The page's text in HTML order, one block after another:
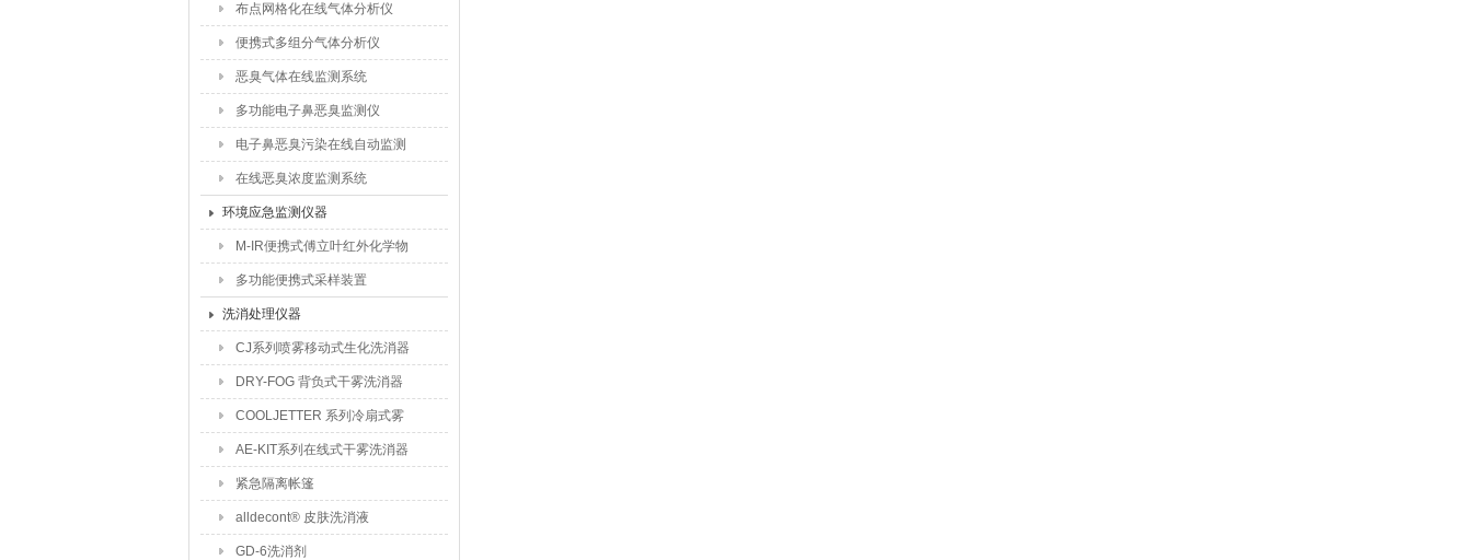
布点网格化在线气体分析仪
便携式多组分气体分析仪
恶臭气体在线监测系统
多功能电子鼻恶臭监测仪
电子鼻恶臭污染在线自动监测
仪
在线恶臭浓度监测系统
环境应急监测仪器
M-IR便携式傅立叶红外化学物
质鉴定系统
多功能便携式采样装置
洗消处理仪器
CJ系列喷雾移动式生化洗消器
DRY-FOG 背负式干雾洗消器
COOLJETTER 系列冷扇式雾
化洗消器
AE-KIT系列在线式干雾洗消器
紧急隔离帐篷
alldecont® 皮肤洗消液
GD-6洗消剂